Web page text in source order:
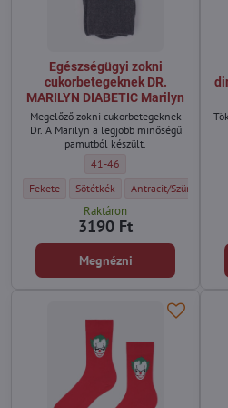
Egészségügyi zokni
cukorbetegeknek DR.
MARILYN DIABETIC Marilyn
Megelőző zokni cukorbetegeknek
Dr. A Marilyn a legjobb minőségű
pamutból készült.
Egészségügyi zokni
41-46
Egészségügyi zokni cukorbetegeknek DR.
Fekete Egészségügyi zokni
Sötétkék Egészségügyi zokni
Antracit/Szürke
Raktáron
3190 Ft
Megnézni